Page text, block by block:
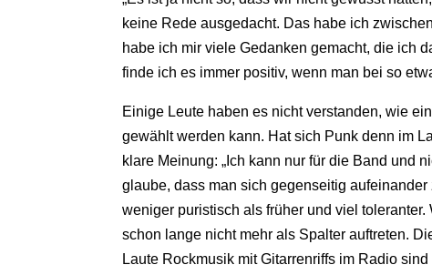
keine Rede ausgedacht. Das habe ich
habe ich mir viele Gedanken gemacht, die ich
finde ich es immer positiv, wenn man bei so
Einige Leute haben es nicht verstanden, wie
gewählt werden kann. Hat sich Punk denn im
klare Meinung: „Ich kann nur für die Band und
glaube, dass man sich gegenseitig
weniger puristisch als früher und viel
schon lange nicht mehr als Spalter auftreten.
Laute Rockmusik mit Gitarrenriffs im Radio